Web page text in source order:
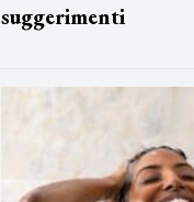
suggerimenti